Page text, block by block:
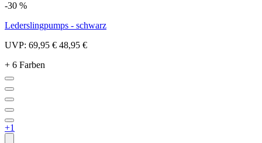
-30 %
Lederslingpumps - schwarz
UVP: 69,95 € 48,95 €
+ 6 Farben
+1